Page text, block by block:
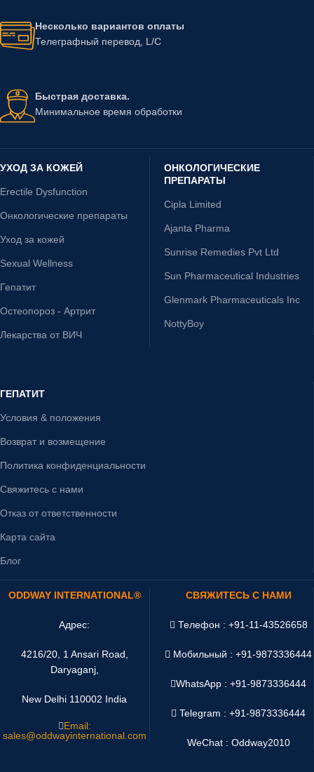
Несколько вариантов оплаты
Телеграфный перевод, L/C
Быстрая доставка.
Минимальное время обработки
УХОД ЗА КОЖЕЙ
Erectile Dysfunction
Онкологические препараты
Уход за кожей
Sexual Wellness
Гепатит
Остеопороз - Артрит
Лекарства от ВИЧ
ОНКОЛОГИЧЕСКИЕ
ПРЕПАРАТЫ
Cipla Limited
Ajanta Pharma
Sunrise Remedies Pvt Ltd
Sun Pharmaceutical Industries
Glenmark Pharmaceuticals Inc
NottyBoy
ГЕПАТИТ
Условия & положения
Возврат и возмещение
Политика конфиденциальности
Свяжитесь с нами
Отказ от ответственности
Карта сайта
Блог
ODDWAY INTERNATIONAL®
Адрес:
4216/20, 1 Ansari Road,
Daryaganj,
New Delhi 110002 India
Email:
sales@oddwayinternational.com
СВЯЖИТЕСЬ С НАМИ
Телефон : +91-11-43526658
Мобильный : +91-9873336444
WhatsApp :+91-9873336444
Telegram : +91-9873336444
WeChat : Oddway2010